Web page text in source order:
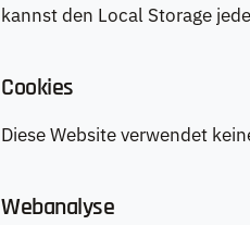
kannst den Local Storage
Cookies
Diese Website verwendet
Webanalyse